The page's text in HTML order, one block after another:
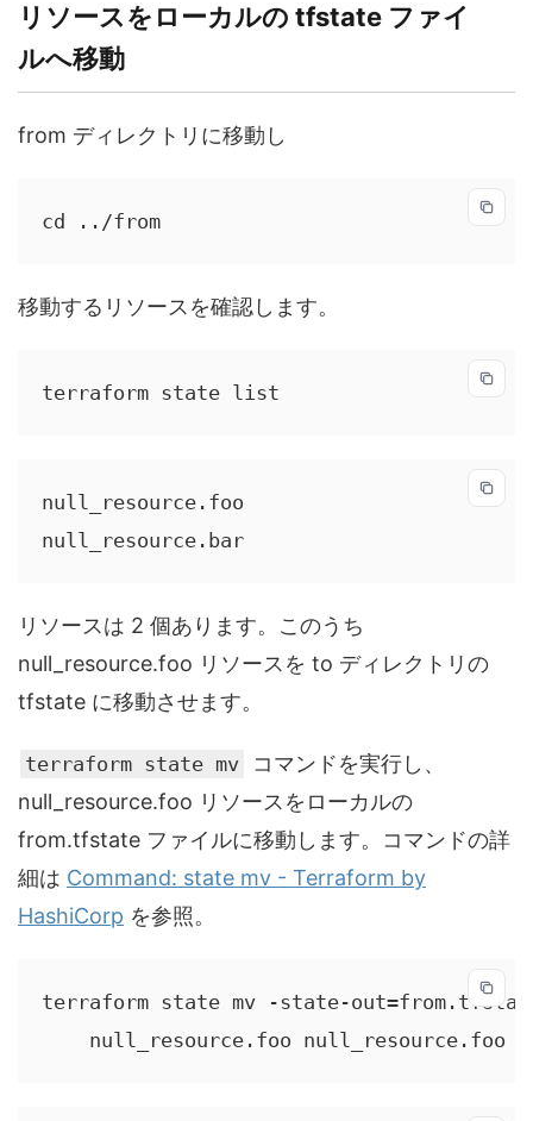
リソースをローカルの tfstate ファイ
ルへ移動
from ディレクトリに移動し
cd ../from
移動するリソースを確認します。
terraform state list
null_resource.foo
null_resource.bar
リソースは 2 個あります。このうち
null_resource.foo リソースを to ディレクトリの
tfstate に移動させます。
terraform state mv
コマンドを実行し、
null_resource.foo リソースをローカルの
from.tfstate ファイルに移動します。コマンドの詳
細は Command: state mv - Terraform by
HashiCorp を参照。
terraform state mv -state-
    null_resource.foo null_resource.foo